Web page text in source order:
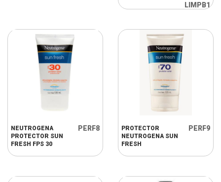
LIMPB1
NEUTROGENA
PROTECTOR SUN
FRESH FPS 30
PERF8
PROTECTOR
NEUTROGENA SUN
FRESH
PERF9